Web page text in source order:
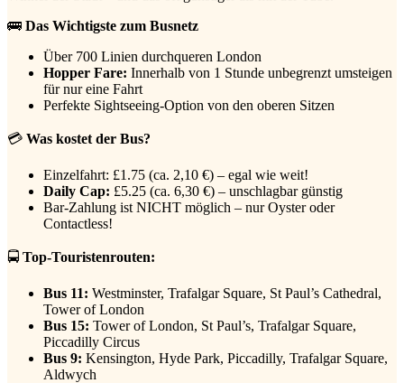
🚌 Das Wichtigste zum Busnetz
Über 700 Linien durchqueren London
Hopper Fare: Innerhalb von 1 Stunde unbegrenzt umsteigen
für nur eine Fahrt
Perfekte Sightseeing-Option von den oberen Sitzen
💳 Was kostet der Bus?
Einzelfahrt: £1.75 (ca. 2,10 €) – egal wie weit!
Daily Cap: £5.25 (ca. 6,30 €) – unschlagbar günstig
Bar-Zahlung ist NICHT möglich – nur Oyster oder
Contactless!
🚍 Top-Touristenrouten:
Bus 11: Westminster, Trafalgar Square, St Paul’s Cathedral,
Tower of London
Bus 15: Tower of London, St Paul’s, Trafalgar Square,
Piccadilly Circus
Bus 9: Kensington, Hyde Park, Piccadilly, Trafalgar Square,
Aldwych